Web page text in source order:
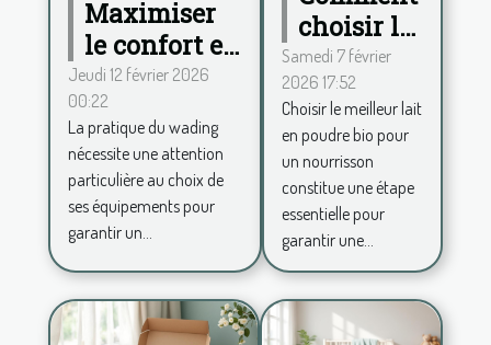
Maximiser
le confort en
wading :
conseils
pour choisir
ses
équipements
Jeudi 12 février 2026
00:22
La pratique du wading
nécessite une attention
particulière au choix de
ses équipements pour
garantir un...
choisir le
meilleur
lait en
poudre
bio pour
votre
bébé?
Samedi 7 février
2026 17:52
Choisir le meilleur lait
en poudre bio pour
un nourrisson
constitue une étape
essentielle pour
garantir une...